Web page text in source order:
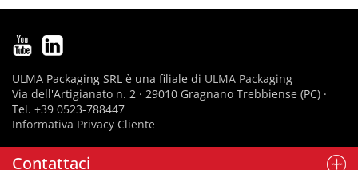
Contattaci
ULMA Packaging SRL è una filiale di ULMA Packaging
Via dell'Artigianato n. 2 · 29010 Gragnano Trebbiense (PC) ·
Tel. +39 0523-788447
Informativa Privacy Cliente